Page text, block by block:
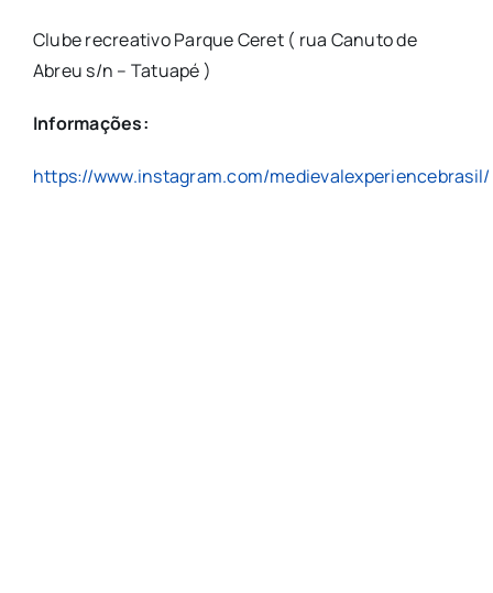
Clube recreativo Parque Ceret ( rua Canuto de
Abreu s/n – Tatuapé )
Informações:
https://www.instagram.com/medievalexperiencebrasil/